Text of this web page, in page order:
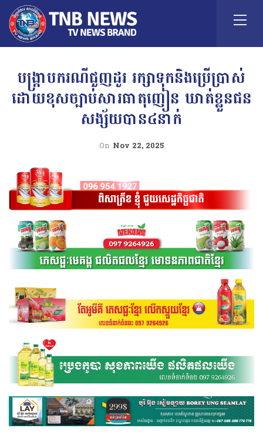
បង្ក្រាបករណីជួញដូរ រក្សាទុកនិងប្រើប្រាស់
ដោយខុសច្បាប់សារធាតុញៀន ឃាត់ខ្លួនជន
សង្ស័យបាន៤នាក់
On Nov 22, 2025